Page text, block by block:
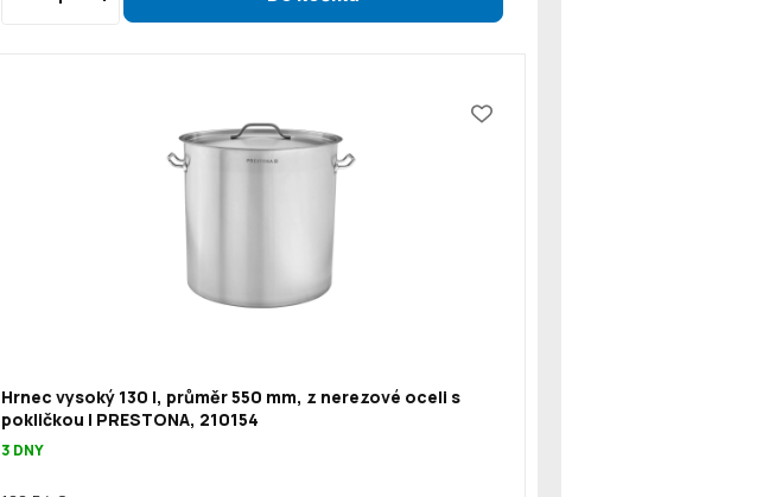
Hrnec vysoký 130 l, průměr 550 mm, z nerezové oceli s
pokličkou | PRESTONA, 210154
3 DNY